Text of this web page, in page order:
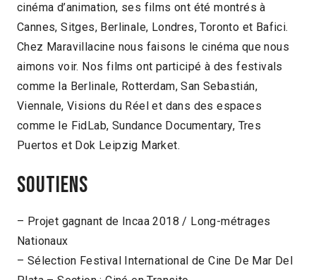
cinéma d’animation, ses films ont été montrés à
Cannes, Sitges, Berlinale, Londres, Toronto et Bafici.
Chez Maravillacine nous faisons le cinéma que nous
aimons voir. Nos films ont participé à des festivals
comme la Berlinale, Rotterdam, San Sebastián,
Viennale, Visions du Réel et dans des espaces
comme le FidLab, Sundance Documentary, Tres
Puertos et Dok Leipzig Market.
Soutiens
– Projet gagnant de Incaa 2018 / Long-métrages
Nationaux
– Sélection Festival International de Cine De Mar Del